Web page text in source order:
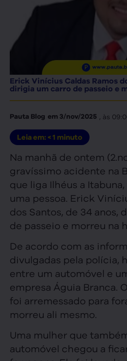
Erick Vinícius Caldas Ramos
dirigia um carro de passeio e
Pauta Blog em 3/nov/2025 , às
Leia em: < 1 minuto
Na manhã de ontem
gravíssimo acidente na
que liga Ilhéus a
uma pessoa. Erick
dos Santos, de 34 anos,
de passeio e morreu na
De acordo com as
divulgadas pela polícia,
entre um automóvel e
empresa Águia Branca.
foi arremessado para
morreu ali mesmo.
Uma mulher que
automóvel chegou a